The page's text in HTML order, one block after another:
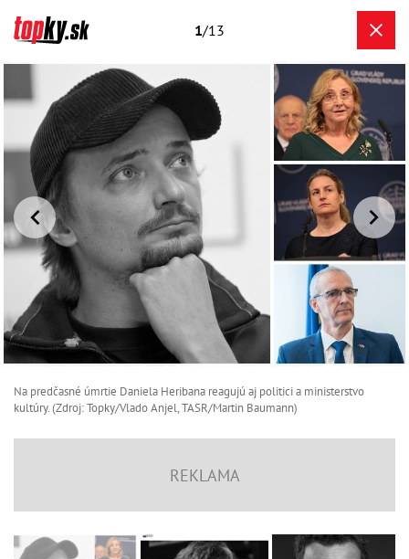
1/13
Na predčasné úmrtie Daniela Heribana reagujú aj politici a ministerstvo
kultúry. (Zdroj: Topky/Vlado Anjel, TASR/Martin Baumann)